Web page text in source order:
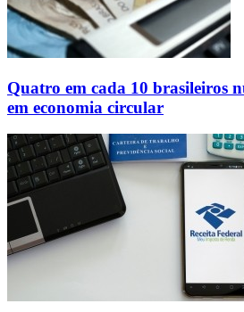
Quatro em cada 10 brasileiros
em economia circular